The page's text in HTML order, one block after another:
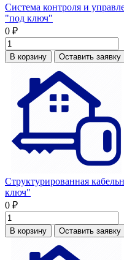
Система контроля и
"под ключ"
0 ₽
В корзину Оставить заявку
Структурированная
ключ"
0 ₽
В корзину Оставить заявку